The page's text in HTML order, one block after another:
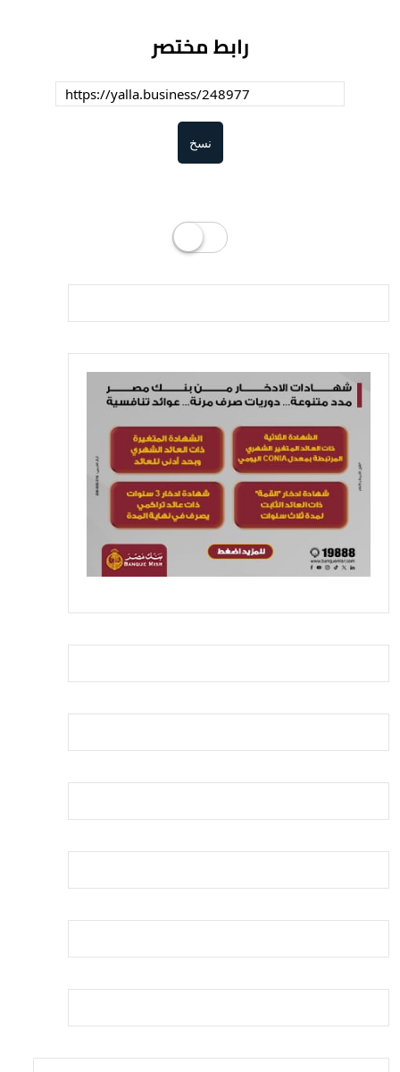
رابط مختصر
نسخ